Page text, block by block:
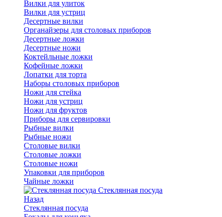
Вилки для улиток
Вилки для устриц
Десертные вилки
Органайзеры для столовых приборов
Десертные ложки
Десертные ножи
Коктейльные ложки
Кофейные ложки
Лопатки для торта
Наборы столовых приборов
Ножи для стейка
Ножи для устриц
Ножи для фруктов
Приборы для сервировки
Рыбные вилки
Рыбные ножи
Столовые вилки
Столовые ложки
Столовые ножи
Упаковки для приборов
Чайные ложки
Стеклянная посуда
Назад
Стеклянная посуда